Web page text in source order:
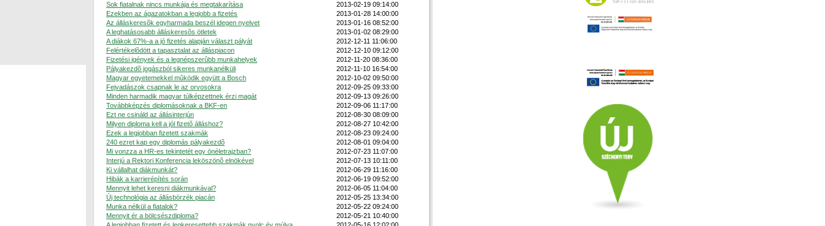
Sok fiatalnak nincs munkája és megtakarítása
2013-02-19 09:14:00
Ezekben az ágazatokban a legjobb a fizetés
2013-01-28 14:00:00
Az álláskeresõk egyharmada beszél idegen nyelvet
2013-01-16 08:52:00
A leghatásosabb álláskeresõs ötletek
2013-01-02 08:29:00
A diákok 67%-a a jó fizetés alapján választ pályát
2012-12-11 11:06:00
Felértékelõdött a tapasztalat az álláspiacon
2012-12-10 09:12:00
Fizetési igények és a legnépszerûbb munkahelyek
2012-11-20 08:36:00
Pályakezdõ jogászból sikeres munkanélküli
2012-11-10 16:54:00
Magyar egyetemekkel mûködik együtt a Bosch
2012-10-02 09:50:00
Fejvadászok csapnak le az orvosokra
2012-09-25 09:33:00
Minden harmadik magyar túlképzettnek érzi magát
2012-09-13 09:26:00
Továbbképzés diplomásoknak a BKF-en
2012-09-06 11:17:00
Ezt ne csináld az állásinterjún
2012-08-30 08:09:00
Milyen diploma kell a jól fizetõ álláshoz?
2012-08-27 10:42:00
Ezek a legjobban fizetett szakmák
2012-08-23 09:24:00
240 ezret kap egy diplomás pályakezdõ
2012-08-01 09:04:00
Mi vonzza a HR-es tekintetét egy önéletrajzban?
2012-07-23 11:07:00
Interjú a Rektori Konferencia leköszönõ elnökével
2012-07-13 10:11:00
Ki vállalhat diákmunkát?
2012-06-29 11:16:00
Hibák a karrierépítés során
2012-06-19 09:52:00
Mennyit lehet keresni diákmunkával?
2012-06-05 11:04:00
Új technológia az állásbörzék piacán
2012-05-25 13:34:00
Munka nélkül a fiatalok?
2012-05-22 09:24:00
Mennyit ér a bölcsészdiploma?
2012-05-21 10:40:00